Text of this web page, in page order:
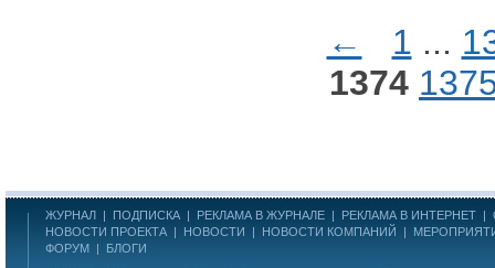
← 1 ...
1374
ЖУРНАЛ | ПОДПИСКА | РЕКЛАМА В ЖУРНАЛЕ | РЕКЛАМА В ИНТЕРНЕТ |
НОВОСТИ ПРОЕКТА | НОВОСТИ | НОВОСТИ КОМПАНИЙ |
ФОРУМ | БЛОГИ